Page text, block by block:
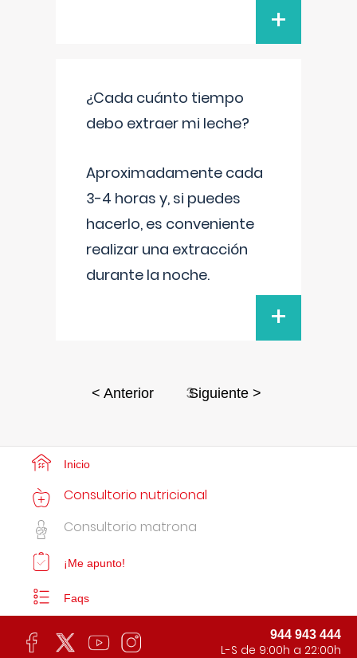
+
¿Cada cuánto tiempo
debo extraer mi leche?
Aproximadamente cada
3-4 horas y, si puedes
hacerlo, es conveniente
realizar una extracción
durante la noche.
+
< Anterior 3Siguiente >
Inicio
Consultorio nutricional
Consultorio matrona
¡Me apunto!
Faqs
944 943 444
L-S de 9:00h a 22:00h